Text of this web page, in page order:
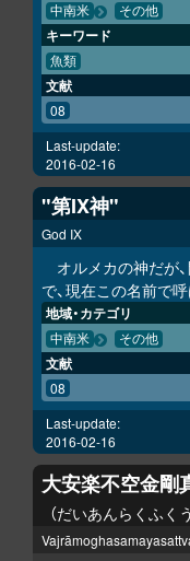
中南米 その他
キーワード
魚類
文献
08
Last-update:
2016-02-16
"第IX神"
God IX
オルメカの神だが
で、現在この名前で
地域・カテゴリ
中南米 その他
文献
08
Last-update:
2016-02-16
大安楽不空金剛
だいあんらくふく